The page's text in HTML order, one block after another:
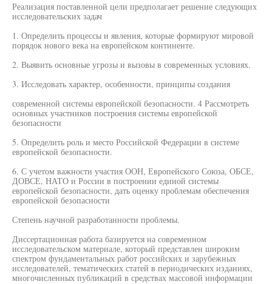
Реализация поставленной цели предполагает решение следующих
исследовательских задач
1. Определить процессы и явления, которые формируют мировой
порядок нового века на европейском континенте.
2. Выявить основные угрозы и вызовы в современных условиях.
3. Исследовать характер, особенности, принципы создания
современной системы европейской безопасности. 4 Рассмотреть
основных участников построения системы европейской
безопасности
5. Определить роль и место Российской Федерации в системе
европейской безопасности.
6. С учетом важности участия ООН, Европейского Союза, ОБСЕ,
ДОВСЕ, НАТО и России в построении единой системы
европейской безопасности, дать оценку проблемам обеспечения
европейской безопасности
Степень научной разработанности проблемы.
Диссертационная работа базируется на современном
исследовательском материале, который представлен широким
спектром фундаментальных работ российских и зарубежных
исследователей, тематических статей в периодических изданиях,
многочисленных публикаций в средствах массовой информации